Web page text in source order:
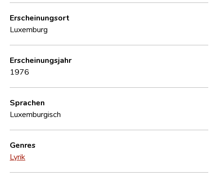
Erscheinungsort
Luxemburg
Erscheinungsjahr
1976
Sprachen
Luxemburgisch
Genres
Lyrik